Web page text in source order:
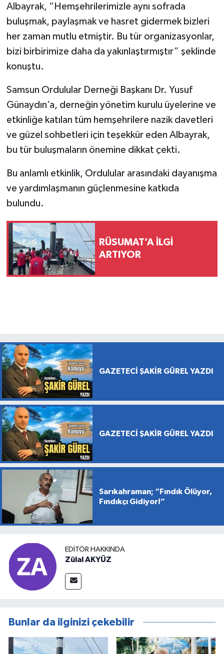
Albayrak, “Hemşehrilerimizle aynı sofrada
buluşmak, paylaşmak ve hasret gidermek bizleri
her zaman mutlu etmiştir. Bu tür organizasyonlar,
bizi birbirimize daha da yakınlaştırmıştır” şeklinde
konuştu.
Samsun Ordulular Derneği Başkanı Dr. Yusuf
Günaydın’a, derneğin yönetim kurulu üyelerine ve
etkinliğe katılan tüm hemşehrilere nazik davetleri
ve güzel sohbetleri için teşekkür eden Albayrak,
bu tür buluşmaların önemine dikkat çekti.
Bu anlamlı etkinlik, Ordulular arasındaki dayanışma
ve yardımlaşmanın güçlenmesine katkıda
bulundu.
RÜSUMAT’A İLGİ
ARTIYOR
GAZETECİ ŞAKİR GÜREL YAZDI
GAZETECİ ŞAKİR GÜREL YAZDI
Sarıkahraman; “Fındık Ölüyor,
Fındıkçı Gidiyor!”
EDITÖR HAKKINDA
Zülal AKYÜZ
Bunlar da ilginizi çekebilir